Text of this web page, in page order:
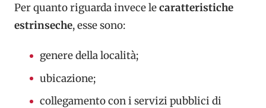
Per quanto riguarda invece lecaratteristiche
estrinseche, esse sono:
genere della località;
ubicazione;
collegamento con i servizi pubblici di